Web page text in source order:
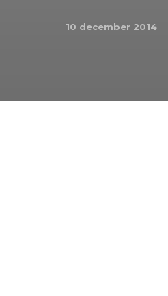
10 december 2014